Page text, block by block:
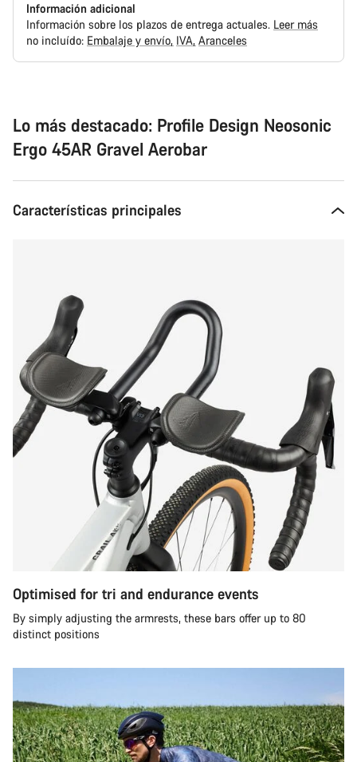
Información adicional
Información sobre los plazos de entrega actuales. Leer más
no incluído: Embalaje y envío IVA Aranceles
Lo más destacado: Profile Design Neosonic
Ergo 45AR Gravel Aerobar
Características principales
Optimised for tri and endurance events
By simply adjusting the armrests, these bars offer up to 80
distinct positions